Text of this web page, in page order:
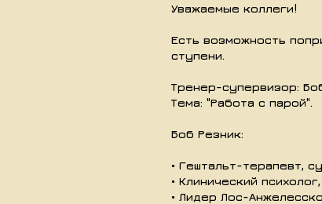
Уважаемые коллеги!
Есть возможность
ступени.
Тренер-супервизор:
Тема: "Работа с парой".
Боб Резник:
• Гештальт-терапевт,
• Клинический
• Лидер Лос-